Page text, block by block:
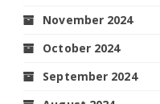
November 2024
October 2024
September 2024